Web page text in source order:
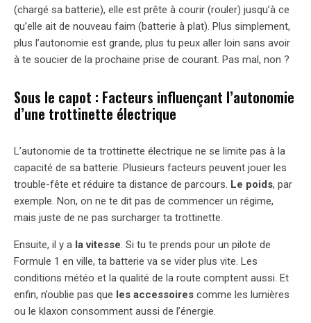
(chargé sa batterie), elle est prête à courir (rouler) jusqu’à ce
qu’elle ait de nouveau faim (batterie à plat). Plus simplement,
plus l’autonomie est grande, plus tu peux aller loin sans avoir
à te soucier de la prochaine prise de courant. Pas mal, non ?
Sous le capot : Facteurs influençant l’autonomie
d’une trottinette électrique
L’autonomie de ta trottinette électrique ne se limite pas à la
capacité de sa batterie. Plusieurs facteurs peuvent jouer les
trouble-fête et réduire ta distance de parcours. Le poids, par
exemple. Non, on ne te dit pas de commencer un régime,
mais juste de ne pas surcharger ta trottinette.
Ensuite, il y a la vitesse . Si tu te prends pour un pilote de
Formule 1 en ville, ta batterie va se vider plus vite. Les
conditions météo et la qualité de la route comptent aussi. Et
enfin, n’oublie pas que les accessoires comme les lumières
ou le klaxon consomment aussi de l’énergie.